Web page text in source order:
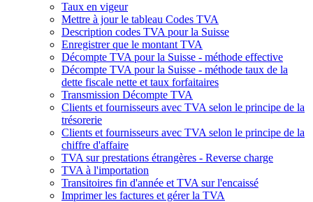
Taux en vigeur
Mettre à jour le tableau Codes TVA
Description codes TVA pour la Suisse
Enregistrer que le montant TVA
Décompte TVA pour la Suisse - méthode effective
Décompte TVA pour la Suisse - méthode taux de la
dette fiscale nette et taux forfaitaires
Transmission Décompte TVA
Clients et fournisseurs avec TVA selon le principe de la
trésorerie
Clients et fournisseurs avec TVA selon le principe de la
chiffre d'affaire
TVA sur prestations étrangères - Reverse charge
TVA à l'importation
Transitoires fin d'année et TVA sur l'encaissé
Imprimer les factures et gérer la TVA